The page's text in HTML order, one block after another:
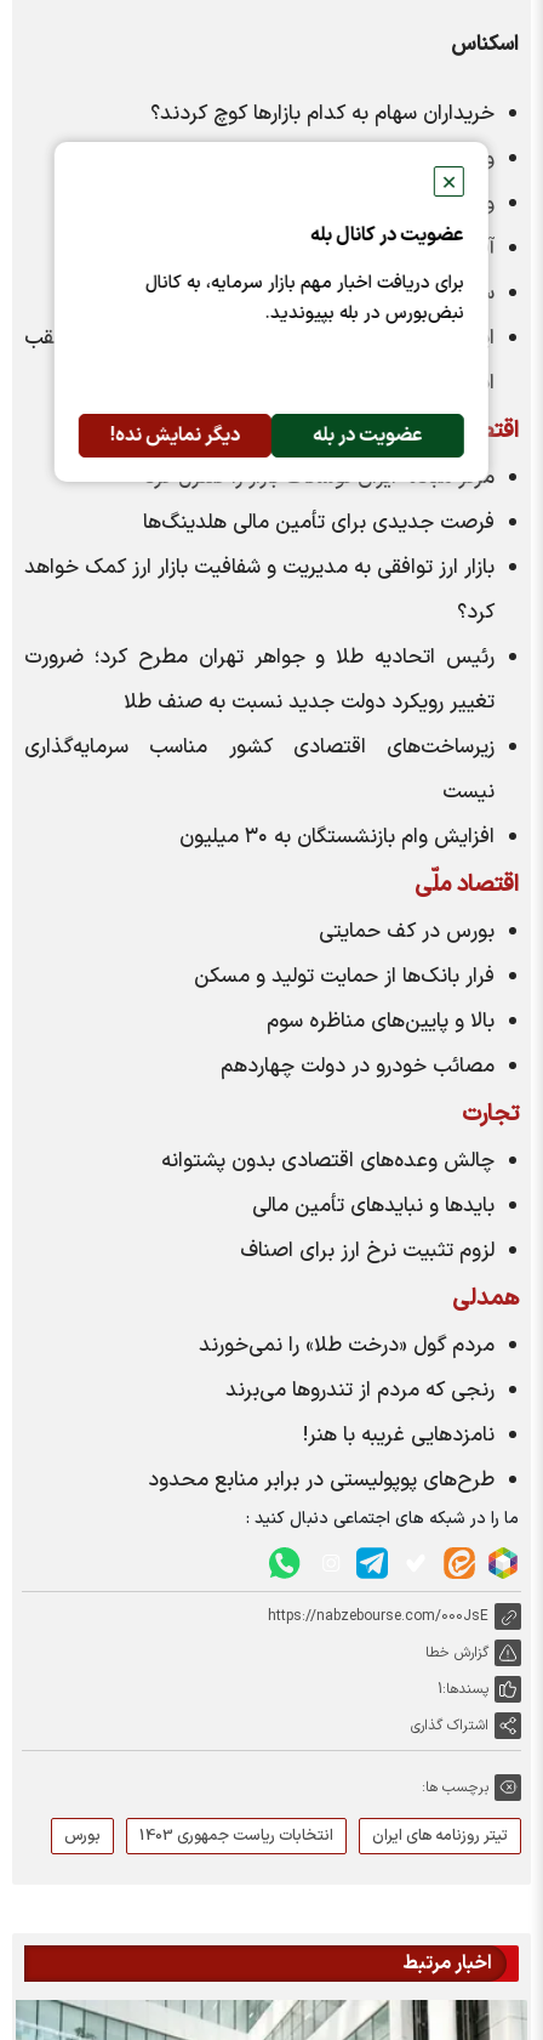
✕
عضویت در کانال بله
برای دریافت اخبار مهم بازار سرمایه، به کانال
نبض‌بورس در بله بپیوندید.
عضویت در بله دیگر نمایش نده!
اسکناس
خریداران سهام به کدام بازار‌ها کوچ کردند؟
وقتی جای جلاد و مدافع عوض می‌شود
وظیفه دولت سیاست‌گذاری است نه دخالت!
آقایان آمار اشتباه از دولت سیزدهم به مردم ندهند
سفر با هواپیما لاکچری شد
ایران هم در بحث قانون‌گذاری هم در تولید رمزارز، عقب
است
اقتصاد مردم
مرکز مبادله ایران نوسانات بازار را کنترل کرد
فرصت جدیدی برای تأمین مالی هلدینگ‌ها
بازار ارز توافقی به مدیریت و شفافیت بازار ارز کمک خواهد
کرد؟
رئیس اتحادیه طلا و جواهر تهران مطرح کرد؛ ضرورت
تغییر رویکرد دولت جدید نسبت به صنف طلا
زیرساخت‌های اقتصادی کشور مناسب سرمایه‌گذاری
نیست
افزایش وام بازنشستگان به ۳۰ میلیون
اقتصاد ملّی
بورس در کف حمایتی
فرار بانک‌ها از حمایت تولید و مسکن
بالا و پایین‌های مناظره سوم
مصائب خودرو در دولت چهاردهم
تجارت
چالش وعده‌های اقتصادی بدون پشتوانه
باید‌ها و نباید‌های تأمین مالی
لزوم تثبیت نرخ ارز برای اصناف
همدلی
مردم گول «درخت طلا» را نمی‌خورند
رنجی که مردم از تندرو‌ها می‌برند
نامزد‌هایی غریبه با هنر!
طرح‌های پوپولیستی در برابر منابع محدود
ما را در شبکه های اجتماعی دنبال کنید :
https://nabzebourse.com/000JsE
گزارش خطا
پسندها:1
اشتراک گذاری
برچسب ها:
تیتر روزنامه های ایران انتخابات ریاست جمهوری 1403 بورس
اخبار مرتبط